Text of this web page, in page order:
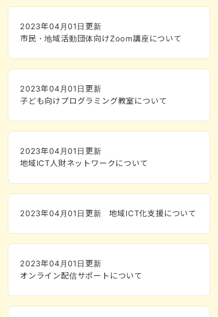
2023年04月01日 更新
市民・地域活動団体向けZoom講座について
2023年04月01日 更新
子ども向けプログラミング教室について
2023年04月01日 更新
地域ICT人財ネットワークについて
2023年04月01日 更新 地域ICT化支援について
2023年04月01日 更新
オンライン配信サポートについて